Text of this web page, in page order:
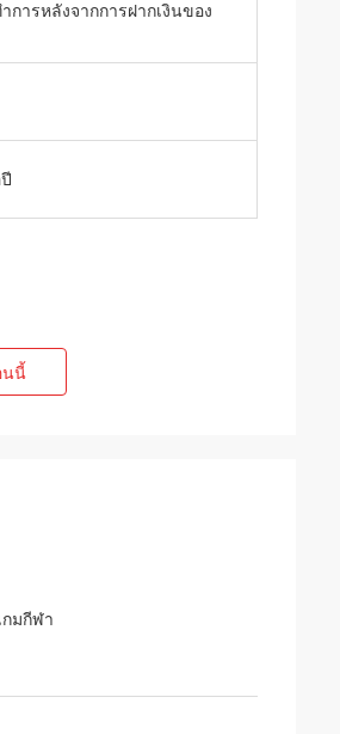
การหลังจากการฝากเงินของ
นนี้
กมกีฬา